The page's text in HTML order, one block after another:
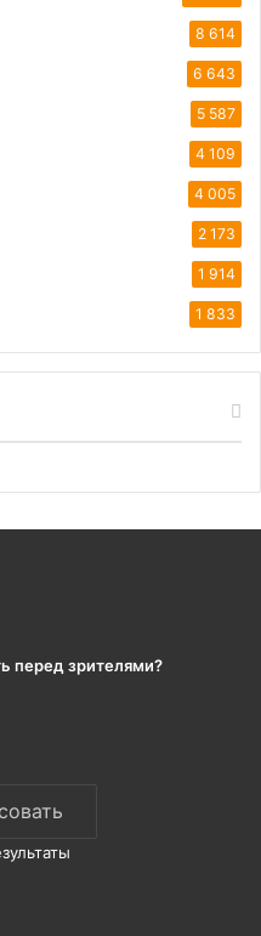
8 614
6 643
5 587
4 109
4 005
2 173
1 914
1 833
перед зрителями?